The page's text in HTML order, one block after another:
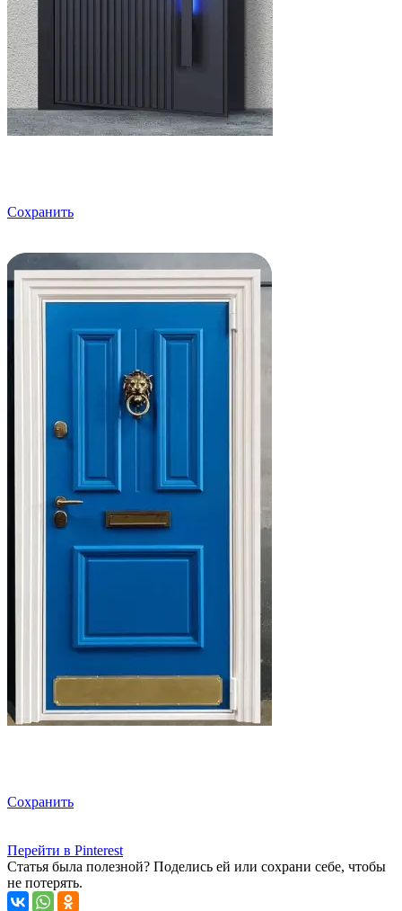
Сохранить
Сохранить
Перейти в Pinterest
Статья была полезной? Поделись ей или сохрани себе, чтобы
не потерять.